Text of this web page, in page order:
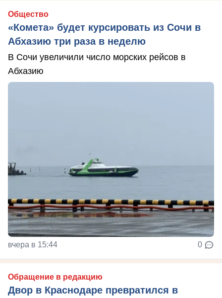
Общество
«Комета» будет курсировать из Сочи в
Абхазию три раза в неделю
В Сочи увеличили число морских рейсов в
Абхазию
вчера в 15:44 0
Обращение в редакцию
Двор в Краснодаре превратился в